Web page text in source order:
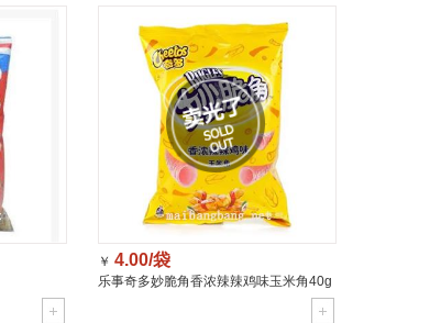
￥ 4.00/袋
乐事奇多妙脆角香浓辣辣鸡味玉米角40g